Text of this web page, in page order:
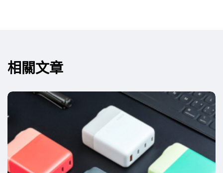
相關文章